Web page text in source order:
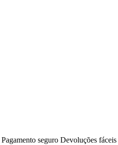
Pagamento seguro Devoluções fáceis